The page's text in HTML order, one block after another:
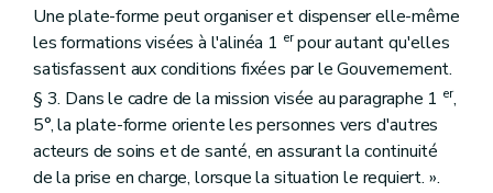
Une plate-forme peut organiser et dispenser elle-même
les formations visées à l'alinéa 1 erpour autant qu'elles
satisfassent aux conditions fixées par le Gouvernement.
§ 3. Dans le cadre de la mission visée au paragraphe 1 er,
5°, la plate-forme oriente les personnes vers d'autres
acteurs de soins et de santé, en assurant la continuité
de la prise en charge, lorsque la situation le requiert. ».